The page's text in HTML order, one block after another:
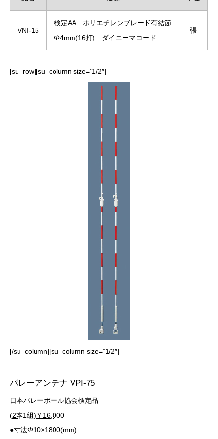
VNI-15
検定AA ポリエチレンブレード有結節
Φ4mm(16打) ダイニーマコード
張
[su_row][su_column size=”1/2″]
[/su_column][su_column size=”1/2″]
バレーアンテナ VPI-75
日本バレーボール協会検定品
(2本1組)￥16,000
●寸法Φ10×1800(mm)